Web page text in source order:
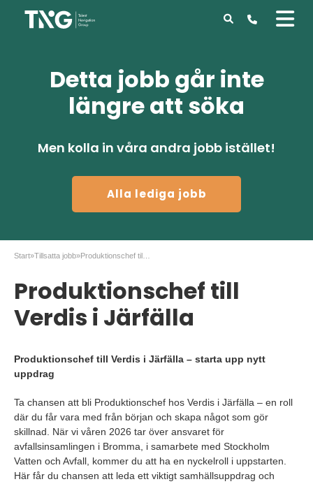
Detta jobb går inte
längre att söka
Men kolla in våra andra jobb istället!
Alla lediga jobb
Start»Tillsatta jobb»
Produktionschef till
Verdis i Järfälla
Produktionschef till Verdis i Järfälla – starta upp nytt
uppdrag
Ta chansen att bli Produktionschef hos Verdis i Järfälla – en roll
där du får vara med från början och skapa något som gör
skillnad. När vi våren 2026 tar över ansvaret för
avfallsinsamlingen i Bromma, i samarbete med Stockholm
Vatten och Avfall, kommer du att ha en nyckelroll i uppstarten.
Här får du chansen att leda ett viktigt samhällsuppdrag och